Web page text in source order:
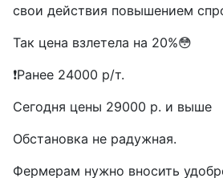
свои действия повышением
Так цена взлетела на 20%😳
❗️Ранее 24000 р/т.
Сегодня цены 29000 р. и выше
Обстановка не радужная.
Фермерам нужно вносить